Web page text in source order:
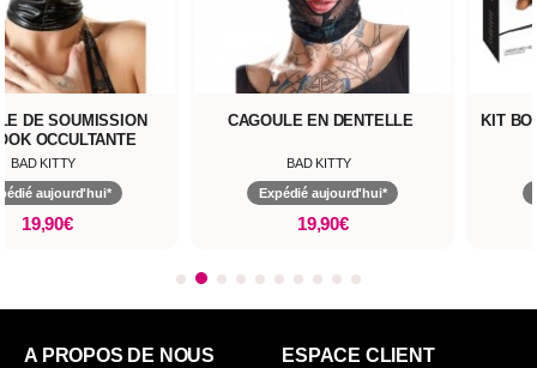
DE SOUMISSION
OCCULTANTE
BAD KITTY
aujourd'hui*
19,90€
CAGOULE EN DENTELLE
BAD KITTY
Expédié aujourd'hui*
19,90€
KIT
A PROPOS DE NOUS ESPACE CLIENT